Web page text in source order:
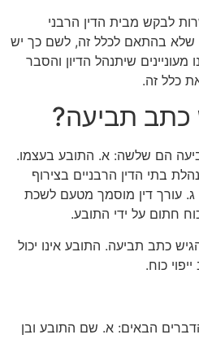
לבקש מבית הדין הרבני
שלא בהתאם לכלל זה, לשם כך יש
שיתנהל הדיון והסבר
כלל זה.
כתב תביעה?
הם שלשה: א. התובע בעצמו.
בתי הדין הרבניים בצירוף
ג. עורך דין מוסמך מטעם לשכת
כוח חתום על ידי התובע.
כתב תביעה. התובע אינו יכול
כוח.
הבאים: א. שם התובע ובן